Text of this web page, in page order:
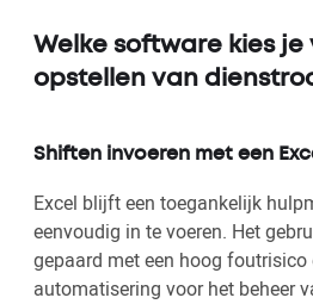
Welke software kies je
opstellen van
Shiften invoeren met een
Excel blijft een toegankelijk
eenvoudig in te voeren. Het
gepaard met een hoog foutrisico
automatisering voor het beheer